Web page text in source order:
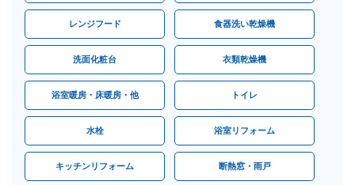
レンジフード 食器洗い乾燥機
洗面化粧台 衣類乾燥機
浴室暖房・床暖房・他 トイレ
水栓 浴室リフォーム
キッチンリフォーム 断熱窓・雨戸